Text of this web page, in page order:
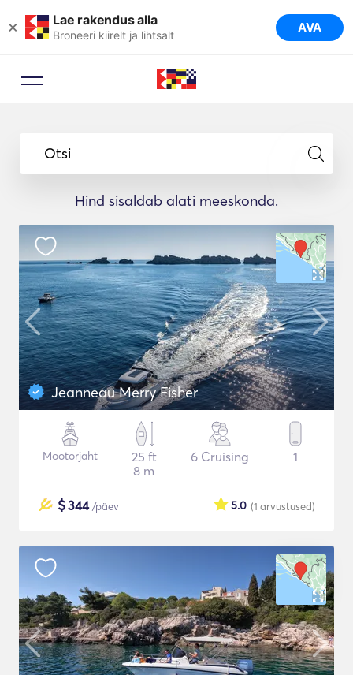
× Lae rakendus alla
Broneeri kiirelt ja lihtsalt AVA
Otsi
Hind sisaldab alati meeskonda.
Jeanneau Merry Fisher
Mootorjaht
25 ft
8 m
6 Cruising 1
$344/päev (1 arvustused)
5.0